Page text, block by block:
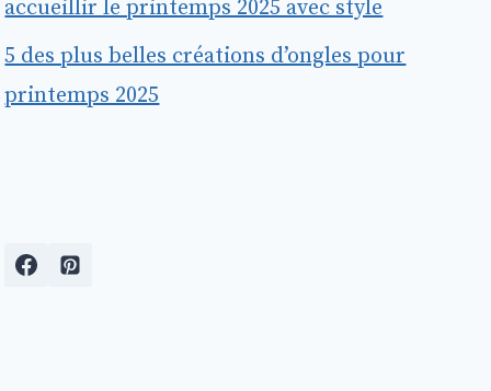
accueillir le printemps 2025 avec style
5 des plus belles créations d’ongles pour
printemps 2025